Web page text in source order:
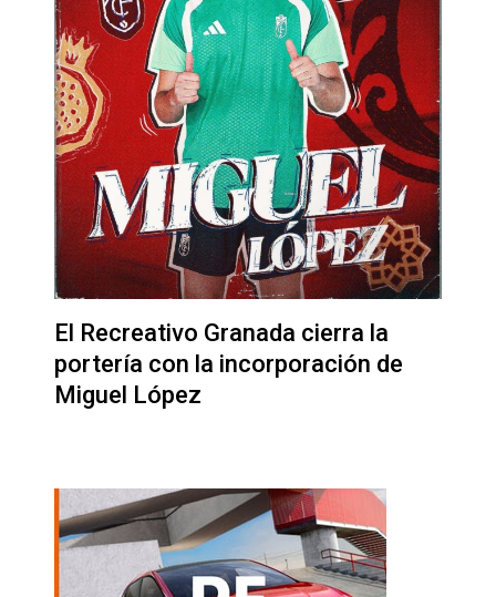
El Recreativo Granada cierra la
portería con la incorporación de
Miguel López